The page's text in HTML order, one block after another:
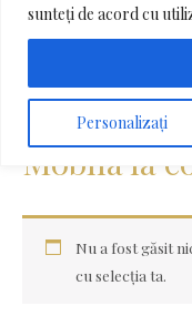
sunteți de acord cu
Personalizați
for:
Prima pagină/ Mobila la
Mobila la
Nu a fost găsit
cu selecția ta.